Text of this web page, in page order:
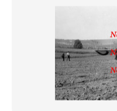
PayPal
Visa
Mastercard